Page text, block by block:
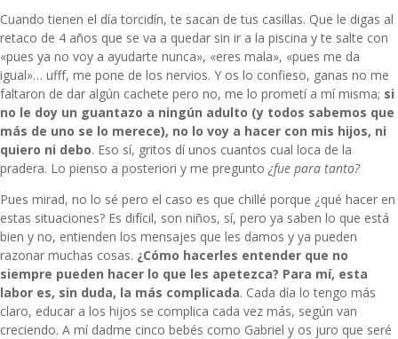
Cuando tienen el día torcidín, te sacan de tus casillas. Que le digas al
retaco de 4 años que se va a quedar sin ir a la piscina y te salte con
«pues ya no voy a ayudarte nunca», «eres mala», «pues me da
igual»… ufff, me pone de los nervios. Y os lo confieso, ganas no me
faltaron de dar algún cachete pero no, me lo prometí a mí misma; si
no le doy un guantazo a ningún adulto (y todos sabemos que
más de uno se lo merece), no lo voy a hacer con mis hijos, ni
quiero ni debo. Eso sí, gritos dí unos cuantos cual loca de la
pradera. Lo pienso a posteriori y me pregunto ¿fue para tanto?
Pues mirad, no lo sé pero el caso es que chillé porque ¿qué hacer en
estas situaciones? Es difícil, son niños, sí, pero ya saben lo que está
bien y no, entienden los mensajes que les damos y ya pueden
razonar muchas cosas. ¿Cómo hacerles entender que no
siempre pueden hacer lo que les apetezca? Para mí, esta
labor es, sin duda, la más complicada. Cada día lo tengo más
claro, educar a los hijos se complica cada vez más, según van
creciendo. A mí dadme cinco bebés como Gabriel y os juro que seré